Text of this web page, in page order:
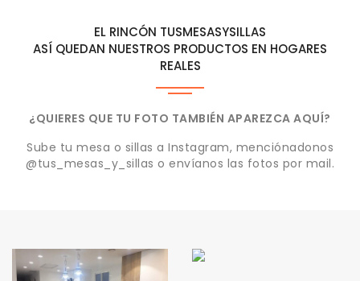
EL RINCÓN TUSMESASYSILLAS
ASÍ QUEDAN NUESTROS PRODUCTOS EN HOGARES
REALES
¿QUIERES QUE TU FOTO TAMBIÉN APAREZCA AQUÍ?
Sube tu mesa o sillas a Instagram, menciónadonos
@tus_mesas_y_sillas o envíanos las fotos por mail.